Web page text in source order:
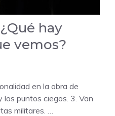
hay
vemos?
en la obra de
los puntos ciegos. 3. Van
militares. …